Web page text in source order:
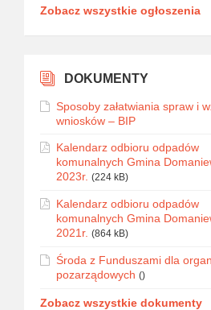
Zobacz wszystkie ogłoszenia
DOKUMENTY
Sposoby załatwiania spraw i
wniosków – BIP
Kalendarz odbioru odpadów
komunalnych Gmina
2023r. (224 kB)
Kalendarz odbioru odpadów
komunalnych Gmina
2021r. (864 kB)
Środa z Funduszami dla
pozarządowych ()
Zobacz wszystkie dokumenty